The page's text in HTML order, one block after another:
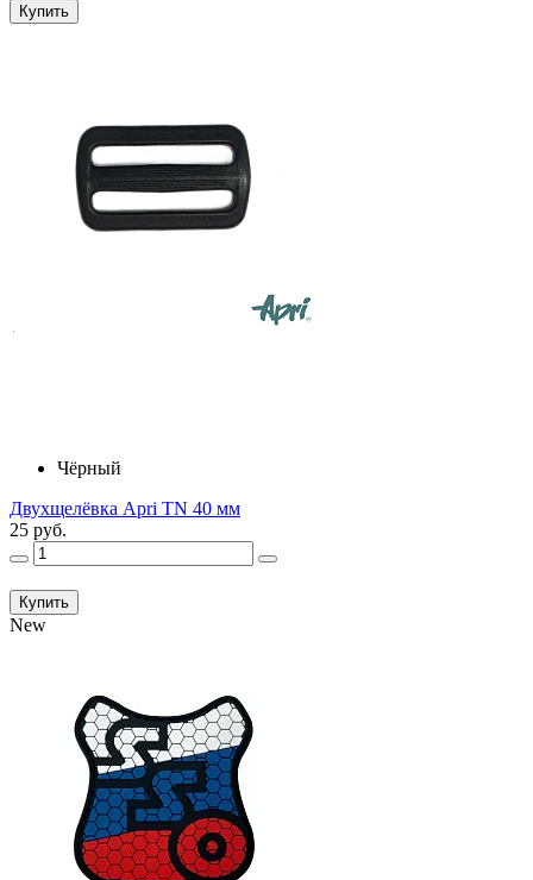
Купить
Чёрный
Двухщелёвка Apri TN 40 мм
25 руб.
Купить
New